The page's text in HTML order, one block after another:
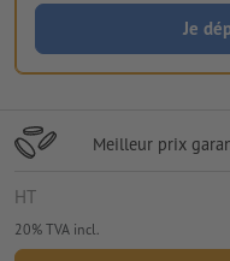
Je
Meilleur prix
HT
20% TVA incl.